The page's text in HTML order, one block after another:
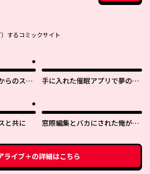
するコミックサイト
らのスロ
の師匠に
くちゃ懐
手に入れた催眠アプリで夢のハ
と共に
窓際編集とバカにされた俺が、
た
ライブ＋の詳細はこちら